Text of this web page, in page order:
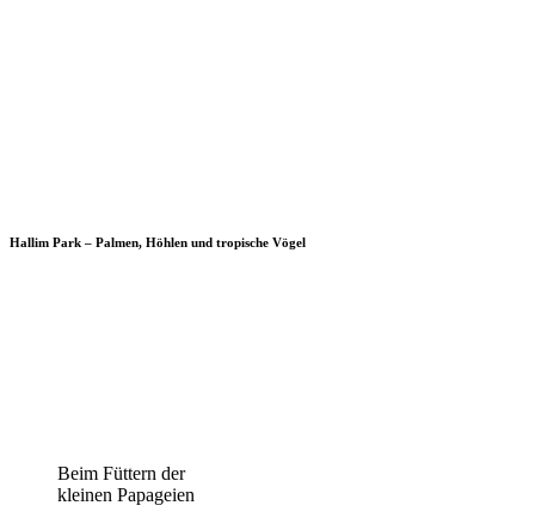
Hallim Park – Palmen, Höhlen und tropische Vögel
Beim Füttern der
kleinen Papageien